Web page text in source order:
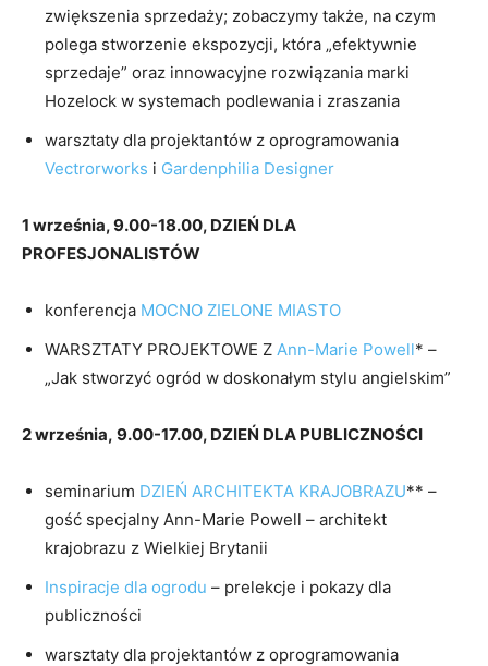
zwiększenia sprzedaży; zobaczymy także, na czym
polega stworzenie ekspozycji, która „efektywnie
sprzedaje” oraz innowacyjne rozwiązania marki
Hozelock w systemach podlewania i zraszania
warsztaty dla projektantów z oprogramowania
Vectrorworks i Gardenphilia Designer
1 września, 9.00-18.00, DZIEŃ DLA
PROFESJONALISTÓW
konferencja MOCNO ZIELONE MIASTO
WARSZTATY PROJEKTOWE Z Ann-Marie Powell* –
„Jak stworzyć ogród w doskonałym stylu angielskim”
2 września, 9.00-17.00, DZIEŃ DLA PUBLICZNOŚCI
seminarium DZIEŃ ARCHITEKTA KRAJOBRAZU** –
gość specjalny Ann-Marie Powell – architekt
krajobrazu z Wielkiej Brytanii
Inspiracje dla ogrodu – prelekcje i pokazy dla
publiczności
warsztaty dla projektantów z oprogramowania